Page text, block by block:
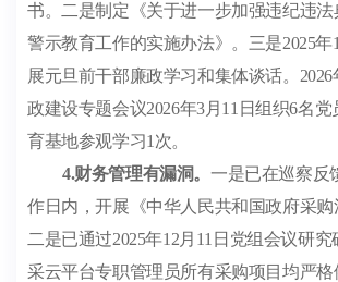
书。二是制定《关于进一步加强违纪违
警示教育工作的实施办法》。三是2025年
展元旦前干部廉政学习和集体谈话。 2026
政建设专题会议2026年3月 11 日组织6名党
育基地参观学习1 次。
4.财务管理有漏洞。一是已在巡察反
作日内，开展 《中华人民共和国政府采
二是已通过2025年12月 11 日党组会议研
采云平台专职管理员所有采购项目均严格